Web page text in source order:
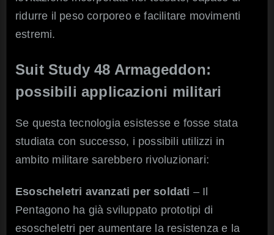
ridurre il peso corporeo e facilitare movimenti
estremi.
Suit Study 48 Armageddon:
possibili applicazioni militari
Se questa tecnologia esistesse e fosse stata
studiata con successo, i possibili utilizzi in
ambito militare sarebbero rivoluzionari:
Esoscheletri avanzati per soldati – Il
Pentagono ha già sviluppato prototipi di
esoscheletri per aumentare la resistenza e la